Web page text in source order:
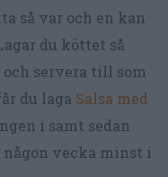
så var och en kan
du köttet så
servera till som
du laga Salsa med
i samt sedan
vecka minst i